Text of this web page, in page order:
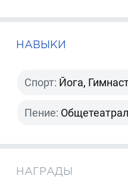
НАВЫКИ
Спорт: Йога,
Пение:
НАГРАДЫ